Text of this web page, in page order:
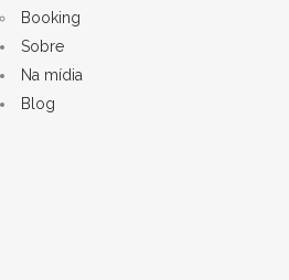
Booking
Sobre
Na mídia
Blog